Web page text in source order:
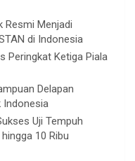
Resmi Menjadi
di Indonesia
Peringkat Ketiga Piala
Delapan
Indonesia
Uji Tempuh
10 Ribu